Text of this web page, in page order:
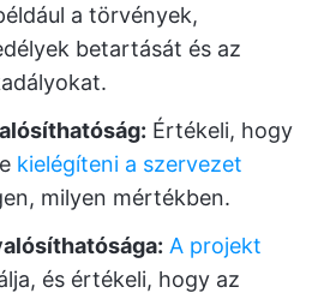
a törvények,
betartását és az
Értékeli, hogy
kielégíteni a szervezet
milyen mértékben.
A projekt
és értékeli, hogy az